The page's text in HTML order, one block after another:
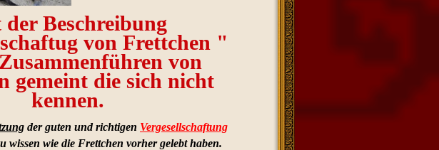
Beschreibung
von Frettchen "
von
gemeint die sich nicht
kennen.
der guten und richtigen Vergesellschaftung
wissen wie die Frettchen vorher gelebt haben.